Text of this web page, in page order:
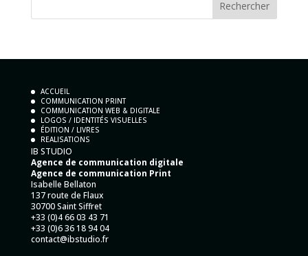
ACCUEIL
COMMUNICATION PRINT
COMMUNICATION WEB & DIGITALE
LOGOS / IDENTITÉS VISUELLES
ÉDITION / LIVRES
REALISATIONS
IB STUDIO
Agence de communication digitale
Agence de communication Print
Isabelle Bellaton
137 route de Flaux
30700 Saint Siffret
+33 (0)4 66 03 43 71
+33 (0)6 36 18 94 04
contact@ibstudio.fr